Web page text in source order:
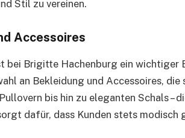
Stil zu vereinen.
Accessoires
bei Brigitte Hachenburg ein wichtiger
an Bekleidung und Accessoires,
bis hin zu eleganten Schals –
dafür, dass Kunden stets modisch